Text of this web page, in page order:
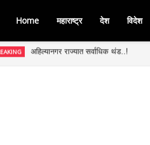
Home महाराष्ट्र देश विदेश
जिल्हा बँकेच्या चेअरमनपदी माजी आ.